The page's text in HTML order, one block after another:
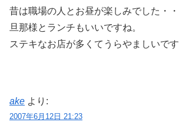
昔は職場の人とお昼が楽しみでした・・
旦那様とランチもいいですね。
ステキなお店が多くてうらやましいです
ake より:
2007年6月12日 21:23